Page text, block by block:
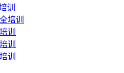
训
培训
训
训
训